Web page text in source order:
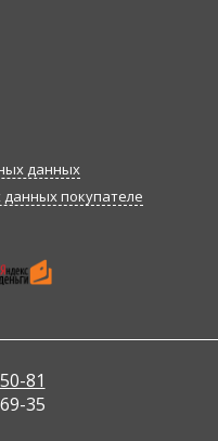
данных
покупателе
81
35